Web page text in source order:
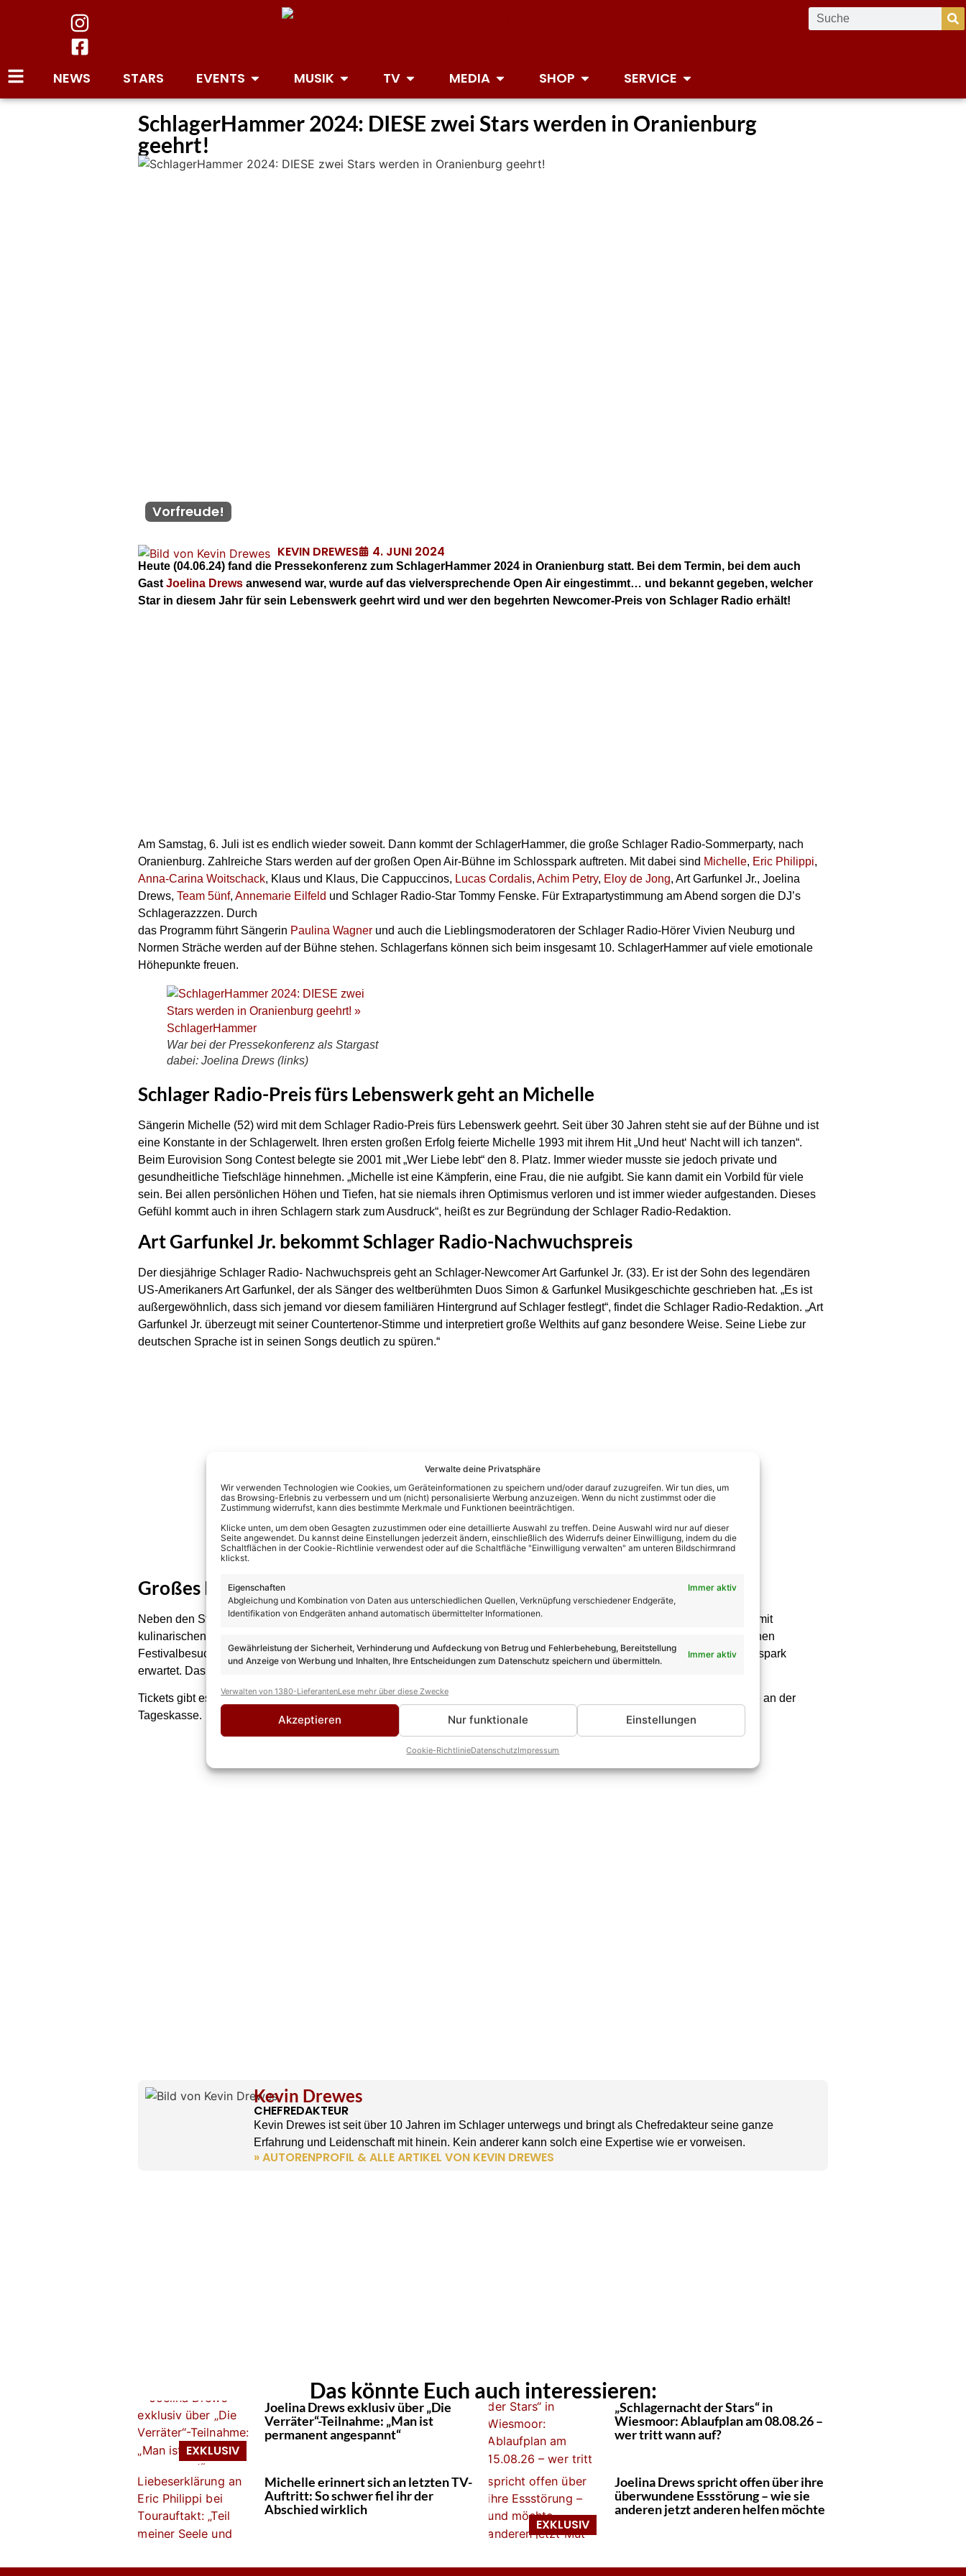
Verwalte deine Privatsphäre
Wir verwenden Technologien wie Cookies, um Geräteinformationen zu speichern und/oder darauf zuzugreifen. Wir tun dies, um
das Browsing-Erlebnis zu verbessern und um (nicht) personalisierte Werbung anzuzeigen. Wenn du nicht zustimmst oder die
Zustimmung widerrufst, kann dies bestimmte Merkmale und Funktionen beeinträchtigen.
Klicke unten, um dem oben Gesagten zuzustimmen oder eine detaillierte Auswahl zu treffen. Deine Auswahl wird nur auf dieser
Seite angewendet. Du kannst deine Einstellungen jederzeit ändern, einschließlich des Widerrufs deiner Einwilligung, indem du die
Schaltflächen in der Cookie-Richtlinie verwendest oder auf die Schaltfläche "Einwilligung verwalten" am unteren Bildschirmrand
klickst.
Eigenschaften
Immer aktiv
Abgleichung und Kombination von Daten aus unterschiedlichen Quellen, Verknüpfung verschiedener Endgeräte,
Identifikation von Endgeräten anhand automatisch übermittelter Informationen.
Gewährleistung der Sicherheit, Verhinderung und Aufdeckung von Betrug und Fehlerbehebung, Bereitstellung
und Anzeige von Werbung und Inhalten, Ihre Entscheidungen zum Datenschutz speichern und übermitteln.
Immer aktiv
Verwalten von 1380-LieferantenLese mehr über diese Zwecke
Akzeptieren Nur funktionale Einstellungen
Cookie-RichtlinieDatenschutzImpressum
NEWS STARS EVENTS MUSIK TV MEDIA SHOP SERVICE
SchlagerHammer 2024: DIESE zwei Stars werden in Oranienburg
geehrt!
Vorfreude!
KEVIN DREWES 4. JUNI 2024
Heute (04.06.24) fand die Pressekonferenz zum SchlagerHammer 2024 in Oranienburg statt. Bei dem Termin, bei dem auch
Gast Joelina Drews anwesend war, wurde auf das vielversprechende Open Air eingestimmt… und bekannt gegeben, welcher
Star in diesem Jahr für sein Lebenswerk geehrt wird und wer den begehrten Newcomer-Preis von Schlager Radio erhält!
Am Samstag, 6. Juli ist es endlich wieder soweit. Dann kommt der SchlagerHammer, die große Schlager Radio-Sommerparty, nach
Oranienburg. Zahlreiche Stars werden auf der großen Open Air-Bühne im Schlosspark auftreten. Mit dabei sind Michelle, Eric Philippi,
Anna-Carina Woitschack, Klaus und Klaus, Die Cappuccinos, Lucas Cordalis, Achim Petry, Eloy de Jong, Art Garfunkel Jr., Joelina
Drews, Team 5ünf, Annemarie Eilfeld und Schlager Radio-Star Tommy Fenske. Für Extrapartystimmung am Abend sorgen die DJ’s
Schlagerazzzen. Durch
das Programm führt Sängerin Paulina Wagner und auch die Lieblingsmoderatoren der Schlager Radio-Hörer Vivien Neuburg und
Normen Sträche werden auf der Bühne stehen. Schlagerfans können sich beim insgesamt 10. SchlagerHammer auf viele emotionale
Höhepunkte freuen.
War bei der Pressekonferenz als Stargast
dabei: Joelina Drews (links)
Schlager Radio-Preis fürs Lebenswerk geht an Michelle
Sängerin Michelle (52) wird mit dem Schlager Radio-Preis fürs Lebenswerk geehrt. Seit über 30 Jahren steht sie auf der Bühne und ist
eine Konstante in der Schlagerwelt. Ihren ersten großen Erfolg feierte Michelle 1993 mit ihrem Hit „Und heut‘ Nacht will ich tanzen“.
Beim Eurovision Song Contest belegte sie 2001 mit „Wer Liebe lebt“ den 8. Platz. Immer wieder musste sie jedoch private und
gesundheitliche Tiefschläge hinnehmen. „Michelle ist eine Kämpferin, eine Frau, die nie aufgibt. Sie kann damit ein Vorbild für viele
sein. Bei allen persönlichen Höhen und Tiefen, hat sie niemals ihren Optimismus verloren und ist immer wieder aufgestanden. Dieses
Gefühl kommt auch in ihren Schlagern stark zum Ausdruck“, heißt es zur Begründung der Schlager Radio-Redaktion.
Art Garfunkel Jr. bekommt Schlager Radio-Nachwuchspreis
Der diesjährige Schlager Radio- Nachwuchspreis geht an Schlager-Newcomer Art Garfunkel Jr. (33). Er ist der Sohn des legendären
US-Amerikaners Art Garfunkel, der als Sänger des weltberühmten Duos Simon & Garfunkel Musikgeschichte geschrieben hat. „Es ist
außergewöhnlich, dass sich jemand vor diesem familiären Hintergrund auf Schlager festlegt“, findet die Schlager Radio-Redaktion. „Art
Garfunkel Jr. überzeugt mit seiner Countertenor-Stimme und interpretiert große Welthits auf ganz besondere Weise. Seine Liebe zur
deutschen Sprache ist in seinen Songs deutlich zu spüren.“
Großes Rahmenprogramm
Neben den Stars bietet der SchlagerHammer ein spannendes Rahmenprogramm mit viel Unterhaltung. Eine Flaniermeile mit
kulinarischen Spezialitäten und kühlen Getränken lädt zur Stärkung ein. In einem großen Kinderareal können sich die kleinen
Festivalbesucher austoben. Mehr als 5.000 Schlager Radio-Fans werden an diesem Sommertag im Oranienburger Schlosspark
erwartet. Das Bühnenprogramm des SchlagerHammer startet um 13:00 Uhr. Der Einlass, beginnt um 12:00 Uhr.
Tickets gibt es aufSchlagerRadio.deund an allen bekannten Vorverkaufsstellen ab 34,90 Euro zzgl. VVK-Gebühren sowie an der
Tageskasse.
Kevin Drewes
CHEFREDAKTEUR
Kevin Drewes ist seit über 10 Jahren im Schlager unterwegs und bringt als Chefredakteur seine ganze
Erfahrung und Leidenschaft mit hinein. Kein anderer kann solch eine Expertise wie er vorweisen.
» AUTORENPROFIL & ALLE ARTIKEL VON KEVIN DREWES
Das könnte Euch auch interessieren:
Joelina Drews exklusiv über „Die
Verräter“-Teilnahme: „Man ist
permanent angespannt“
„Schlagernacht der Stars“ in
Wiesmoor: Ablaufplan am 08.08.26 –
wer tritt wann auf?
Michelle erinnert sich an letzten TV-
Auftritt: So schwer fiel ihr der
Abschied wirklich
Joelina Drews spricht offen über ihre
überwundene Essstörung – wie sie
anderen jetzt anderen helfen möchte